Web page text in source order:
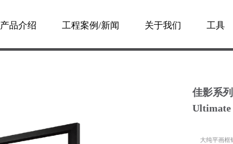
产品介绍 工程案例/新闻 关于我们 工具
佳影系列
Ultimate
大纯平画框